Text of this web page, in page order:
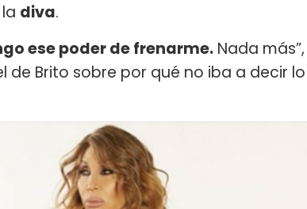
diva.
ese poder de frenarme. Nada más”,
Brito sobre por qué no iba a decir lo